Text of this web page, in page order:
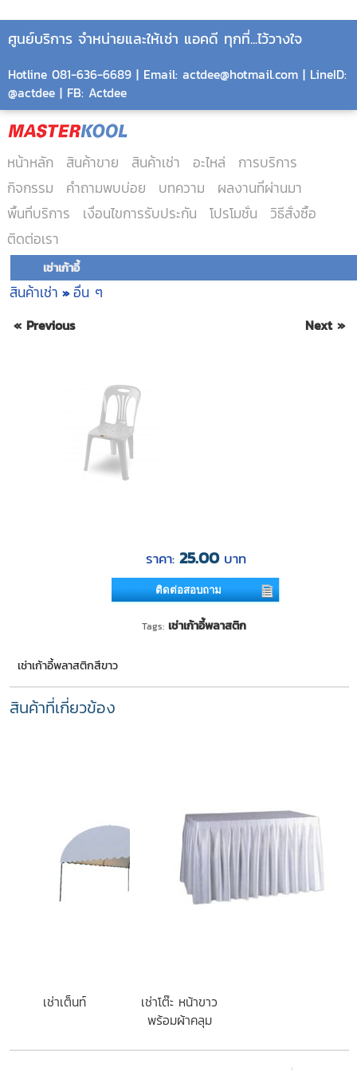
ศูนย์บริการ จำหน่ายและให้เช่า แอคดี ทุกที่...ไว้วางใจ
Hotline 081-636-6689 | Email: actdee@hotmail.com | LineID:
@actdee | FB: Actdee
หน้าหลัก สินค้าขาย สินค้าเช่า อะไหล่
การบริการ
กิจกรรม
คำถามพบบ่อย บทความ
ผลงานที่ผ่านมา
พื้นที่บริการ
เงื่อนไขการรับประกัน โปรโมชั่น
วิธีสั่งซื้อ
ติดต่อเรา
เช่าเก้าอี้
สินค้าเช่า »อื่น ๆ
« Previous Next »
ราคา: 25.00 บาท
Tags: เช่าเก้าอี้พลาสติก
เช่าเก้าอี้พลาสติกสีขาว
สินค้าที่เกี่ยวข้อง
เช่าเต็นท์
เช่าโต๊ะ หน้าขาว
พร้อมผ้าคลุม